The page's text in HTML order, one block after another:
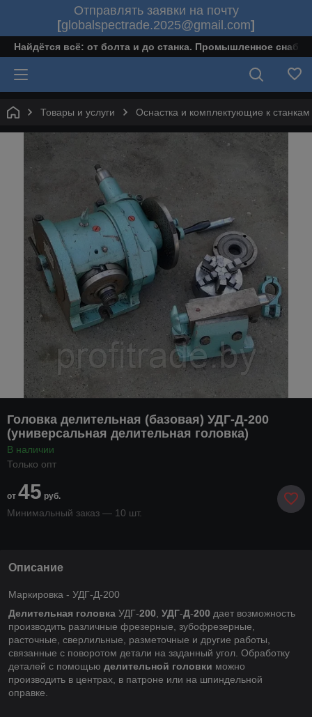
Отправлять заявки на почту
[globalspectrade.2025@gmail.com]
Найдётся всё: от болта и до станка. Промышленное
Товары и услуги Оснастка и комплектующие к станкам
Головка делительная (базовая) УДГ-Д-200
(универсальная делительная головка)
В наличии
Только опт
от 45 руб.
Минимальный заказ — 10 шт.
Описание
Маркировка - УДГ-Д-200
Делительная головка УДГ-200 УДГ-Д-200 дает возможность
производить различные фрезерные, зубофрезерные,
расточные, сверлильные, разметочные и другие работы,
связанные с поворотом детали на заданный угол. Обработку
деталей с помощью делительной головки можно
производить в центрах, в патроне или на шпиндельной
оправке.